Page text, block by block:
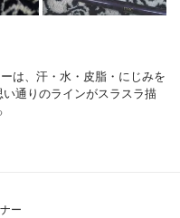
は、汗・水・皮脂・にじみを
い通りのラインがスラスラ描
ー